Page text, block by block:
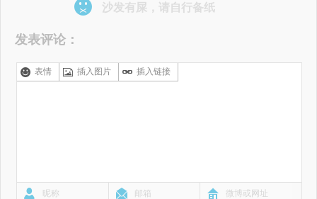
沙发有屎，请自行备纸
发表评论：
表情 插入图片 插入链接